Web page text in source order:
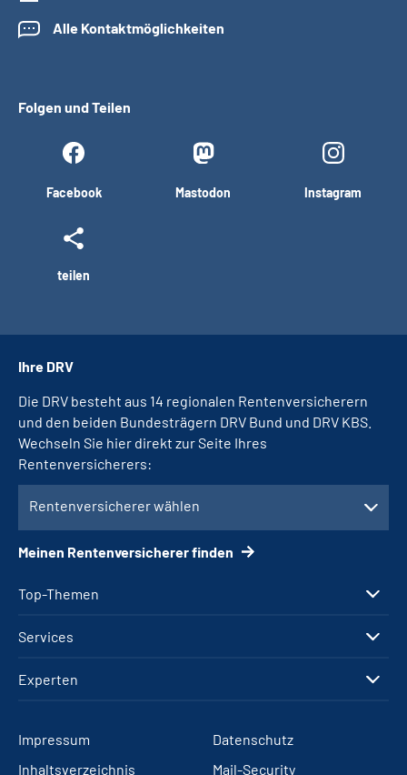
Alle Kontaktmöglichkeiten
Folgen und Teilen
Facebook Mastodon Instagram
teilen
Top-Themen
Services
Experten
Ihre DRV
Die DRV besteht aus 14 regionalen Rentenversicherern
und den beiden Bundesträgern DRV Bund und DRV KBS.
Wechseln Sie hier direkt zur Seite Ihres
Rentenversicherers:
Rentenversicherer wählen
Meinen Rentenversicherer finden
Impressum
Datenschutz
Inhaltsverzeichnis
Mail-Security